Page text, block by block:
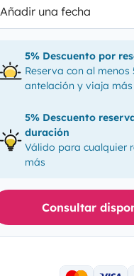
Añadir una fecha
5% Descuento por
Reserva con al menos
antelación y viaja
5% Descuento
duración
Válido para cualquier
más
Consultar